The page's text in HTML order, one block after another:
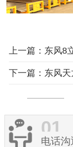
上一篇：东风8
下一篇：东风
01
电话沟